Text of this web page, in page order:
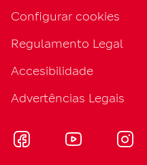
Configurar cookies
Regulamento Legal
Accesibilidade
Advertências Legais